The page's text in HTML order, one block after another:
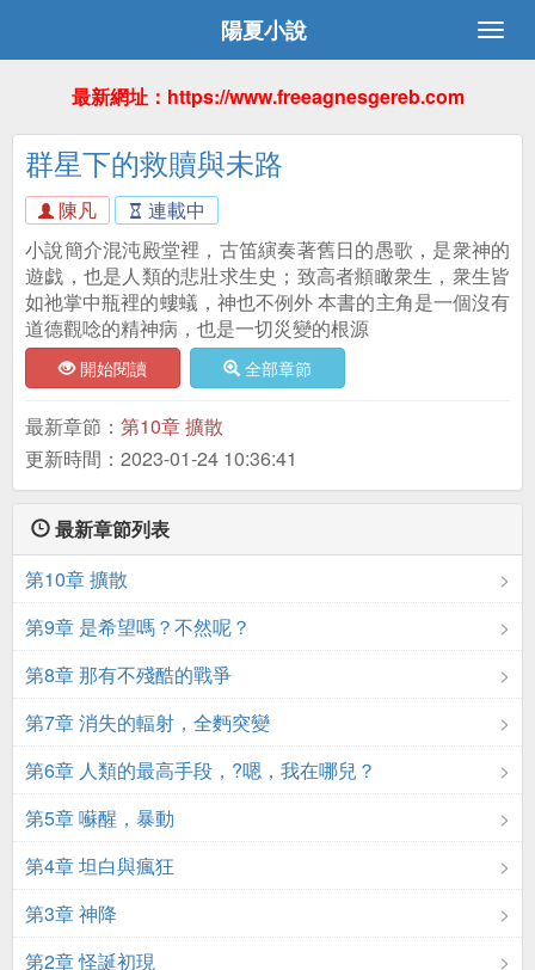
陽夏小說
最新網址：https://www.freeagnesgereb.com
群星下的救贖與未路
陳凡
連載中
小說簡介混沌殿堂裡，古笛縯奏著舊日的愚歌，是衆神的
遊戯，也是人類的悲壯求生史；致高者頫瞰衆生，衆生皆
如祂掌中瓶裡的螻蟻，神也不例外 本書的主角是一個沒有
道德觀唸的精神病，也是一切災變的根源
開始閱讀 全部章節
最新章節： 第10章 擴散
更新時間：2023-01-24 10:36:41
最新章節列表
第10章 擴散
第9章 是希望嗎？不然呢？
第8章 那有不殘酷的戰爭
第7章 消失的輻射，全麪突變
第6章 人類的最高手段，?嗯，我在哪兒？
第5章 囌醒，暴動
第4章 坦白與瘋狂
第3章 神降
第2章 怪誕初現